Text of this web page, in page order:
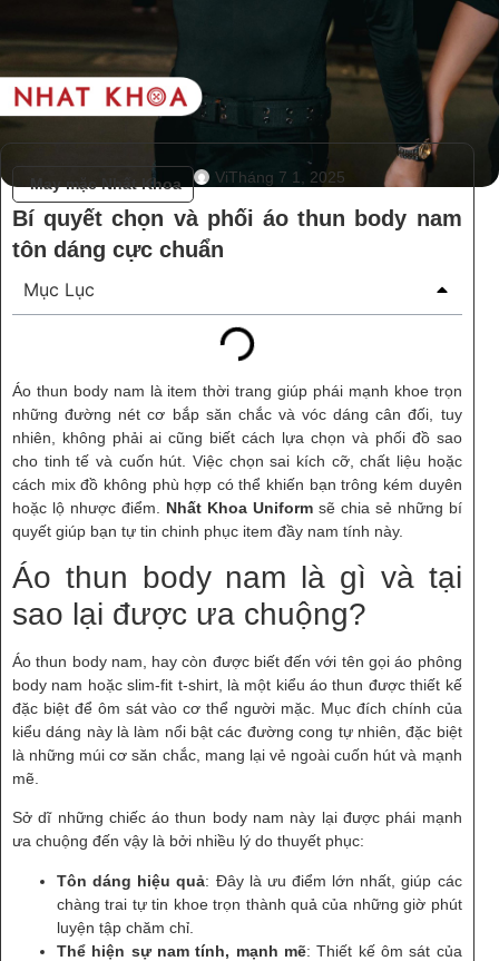
May mặc Nhất Khoa ViTháng 7 1, 2025
Bí quyết chọn và phối áo thun body nam
tôn dáng cực chuẩn
Mục Lục
Áo thun body nam là item thời trang giúp phái mạnh khoe trọn
những đường nét cơ bắp săn chắc và vóc dáng cân đối, tuy
nhiên, không phải ai cũng biết cách lựa chọn và phối đồ sao
cho tinh tế và cuốn hút. Việc chọn sai kích cỡ, chất liệu hoặc
cách mix đồ không phù hợp có thể khiến bạn trông kém duyên
hoặc lộ nhược điểm. Nhất Khoa Uniformsẽ chia sẻ những bí
quyết giúp bạn tự tin chinh phục item đầy nam tính này.
Áo thun body nam là gì và tại
sao lại được ưa chuộng?
Áo thun body nam, hay còn được biết đến với tên gọi áo phông
body nam hoặc slim-fit t-shirt, là một kiểu áo thun được thiết kế
đặc biệt để ôm sát vào cơ thể người mặc. Mục đích chính của
kiểu dáng này là làm nổi bật các đường cong tự nhiên, đặc biệt
là những múi cơ săn chắc, mang lại vẻ ngoài cuốn hút và mạnh
mẽ.
Sở dĩ những chiếc áo thun body nam này lại được phái mạnh
ưa chuộng đến vậy là bởi nhiều lý do thuyết phục:
Tôn dáng hiệu quả: Đây là ưu điểm lớn nhất, giúp các
chàng trai tự tin khoe trọn thành quả của những giờ phút
luyện tập chăm chỉ.
Thể hiện sự nam tính, mạnh mẽ: Thiết kế ôm sát của